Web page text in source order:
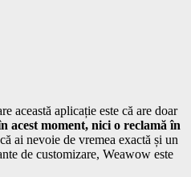
această aplicație este că are doar
acest moment, nici o reclamă în
ai nevoie de vremea exactă și un
de customizare, Weawow este